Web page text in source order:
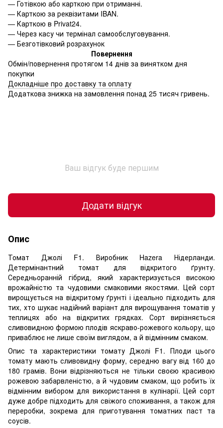
— Готівкою або карткою при отриманні.
— Карткою за реквізитами IBAN.
— Карткою в Privat24.
— Через касу чи термінал самообслуговування.
— Безготівковий розрахунок
Повернення
Обмін/повернення протягом 14 днів за винятком дня
покупки
Докладніше про доставку та оплату
Додаткова знижка на замовлення понад 25 тисяч гривень.
Ваш відгук буде першим
Додати відгук
Опис
Томат Джолі F1. Виробник Hazera Нідерланди.
Детермінантний томат для відкритого ґрунту.
Середньоранній гібрид, який характеризується високою
врожайністю та чудовими смаковими якостями. Цей сорт
вирощується на відкритому ґрунті і ідеально підходить для
тих, хто шукає надійний варіант для вирощування томатів у
теплицях або на відкритих грядках. Сорт вирізняється
сливовидною формою плодів яскраво-рожевого кольору, що
приваблює не лише своїм виглядом, а й відмінним смаком.
Опис та характеристики томату Джолі F1. Плоди цього
томату мають сливовидну форму, середню вагу від 160 до
180 грамів. Вони відрізняються не тільки своєю красивою
рожевою забарвленістю, а й чудовим смаком, що робить їх
відмінним вибором для використання в кулінарії. Цей сорт
дуже добре підходить для свіжого споживання, а також для
переробки, зокрема для приготування томатних паст та
соусів.